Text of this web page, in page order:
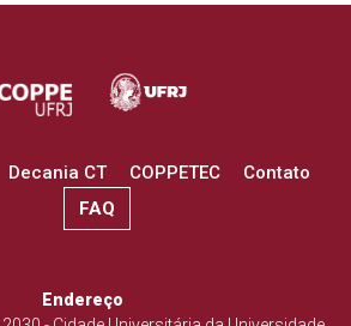
Decania CT COPPETEC
Contato
FAQ
Endereço